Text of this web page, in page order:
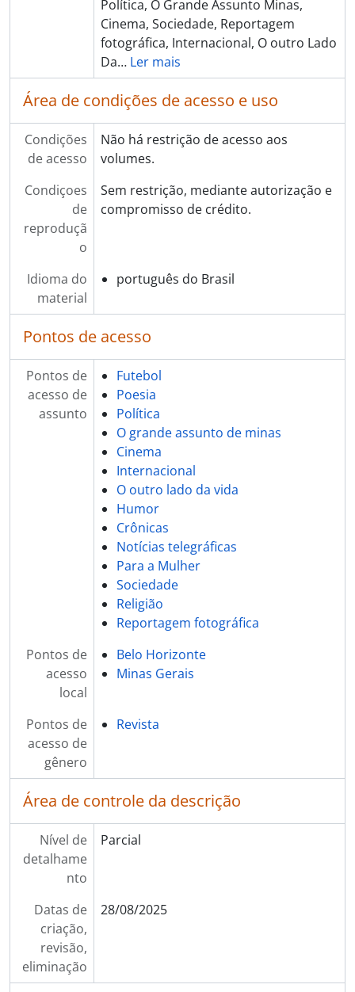
Política, O Grande Assunto Minas,
Cinema, Sociedade, Reportagem
fotográfica, Internacional, O outro Lado
Da… Ler mais
Área de condições de acesso e uso
Condições
de acesso
Não há restrição de acesso aos
volumes.
Condiçoes
de
reproduçã
o
Sem restrição, mediante autorização e
compromisso de crédito.
Idioma do
material
português do Brasil
Pontos de acesso
Pontos de
acesso de
assunto
Futebol
Poesia
Política
O grande assunto de minas
Cinema
Internacional
O outro lado da vida
Humor
Crônicas
Notícias telegráficas
Para a Mulher
Sociedade
Religião
Reportagem fotográfica
Pontos de
acesso
local
Belo Horizonte
Minas Gerais
Pontos de
acesso de
gênero
Revista
Área de controle da descrição
Nível de
detalhame
nto
Parcial
Datas de
criação,
revisão,
eliminação
28/08/2025